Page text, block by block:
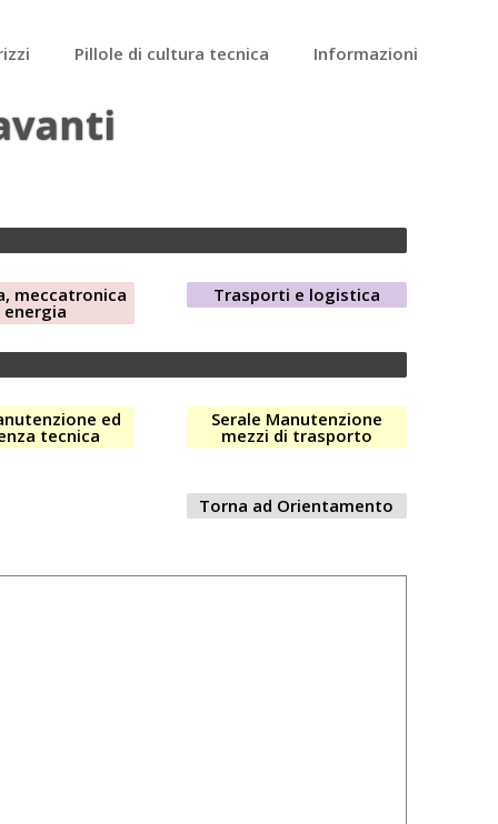
Pillole di cultura tecnica Informazioni
meccatronica
energia
Trasporti e logistica
ed
tecnica
Serale Manutenzione
mezzi di trasporto
Torna ad Orientamento